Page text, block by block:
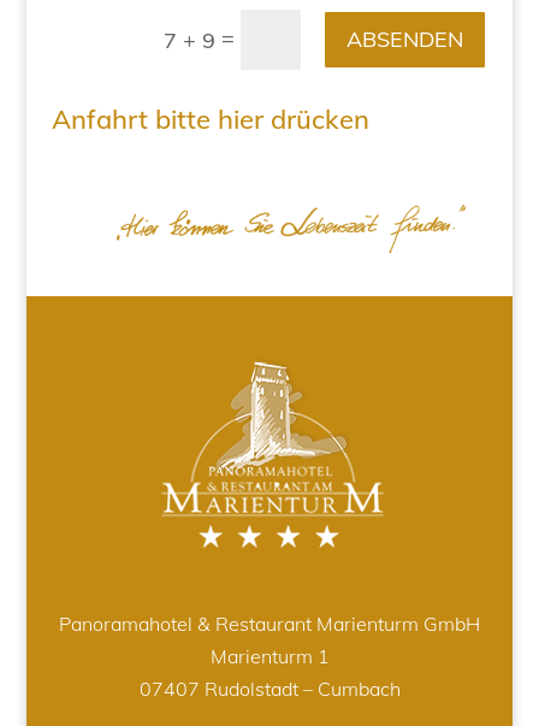
7 + 9 = ABSENDEN
Anfahrt bitte hier drücken
Panoramahotel & Restaurant Marienturm GmbH
Marienturm 1
07407 Rudolstadt – Cumbach